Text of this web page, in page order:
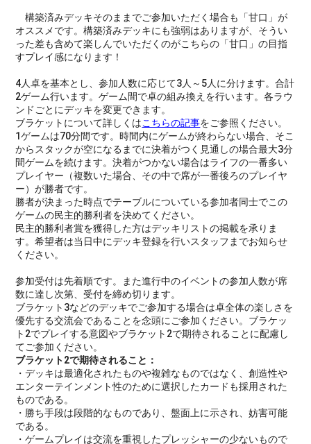
構築済みデッキそのままでご参加いただく場合も「甘口」が
オススメです。構築済みデッキにも強弱はありますが、そうい
った差も含めて楽しんでいただくのがこちらの「甘口」の目指
すプレイ感になります！
4人卓を基本とし、参加人数に応じて3人～5人に分けます。合計
2ゲーム行います。ゲーム間で卓の組み換えを行います。各ラウ
ンドごとにデッキを変更できます。
ブラケットについて詳しくはこちらの記事をご参照ください。
1ゲームは70分間です。時間内にゲームが終わらない場合、そこ
からスタックが空になるまでに決着がつく見通しの場合最大3分
間ゲームを続けます。決着がつかない場合はライフの一番多い
プレイヤー（複数いた場合、その中で席が一番後ろのプレイヤ
ー）が勝者です。
勝者が決まった時点でテーブルについている参加者同士でこの
ゲームの民主的勝利者を決めてください。
民主的勝利者賞を獲得した方はデッキリストの掲載を承りま
す。希望者は当日中にデッキ登録を行いスタッフまでお知らせ
ください。
参加受付は先着順です。また進行中のイベントの参加人数が席
数に達し次第、受付を締め切ります。
ブラケット3などのデッキでご参加する場合は卓全体の楽しさを
優先する交流会であることを念頭にご参加ください。ブラケッ
ト2でプレイする意図やブラケット2で期待されることに配慮し
てご参加ください。
ブラケット2で期待されること：
・デッキは最適化されたものや複雑なものではなく、創造性や
エンターテインメント性のために選択したカードも採用された
ものである。
・勝ち手段は段階的なものであり、盤面上に示され、妨害可能
である。
・ゲームプレイは交流を重視したプレッシャーの少ないもので